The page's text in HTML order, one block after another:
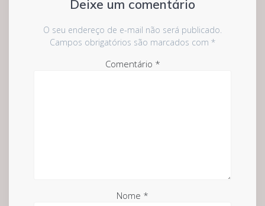
Deixe um comentário
O seu endereço de e-mail não será publicado.
Campos obrigatórios são marcados com *
Comentário *
Nome *